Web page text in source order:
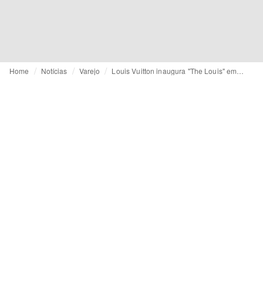
Home Notícias Varejo